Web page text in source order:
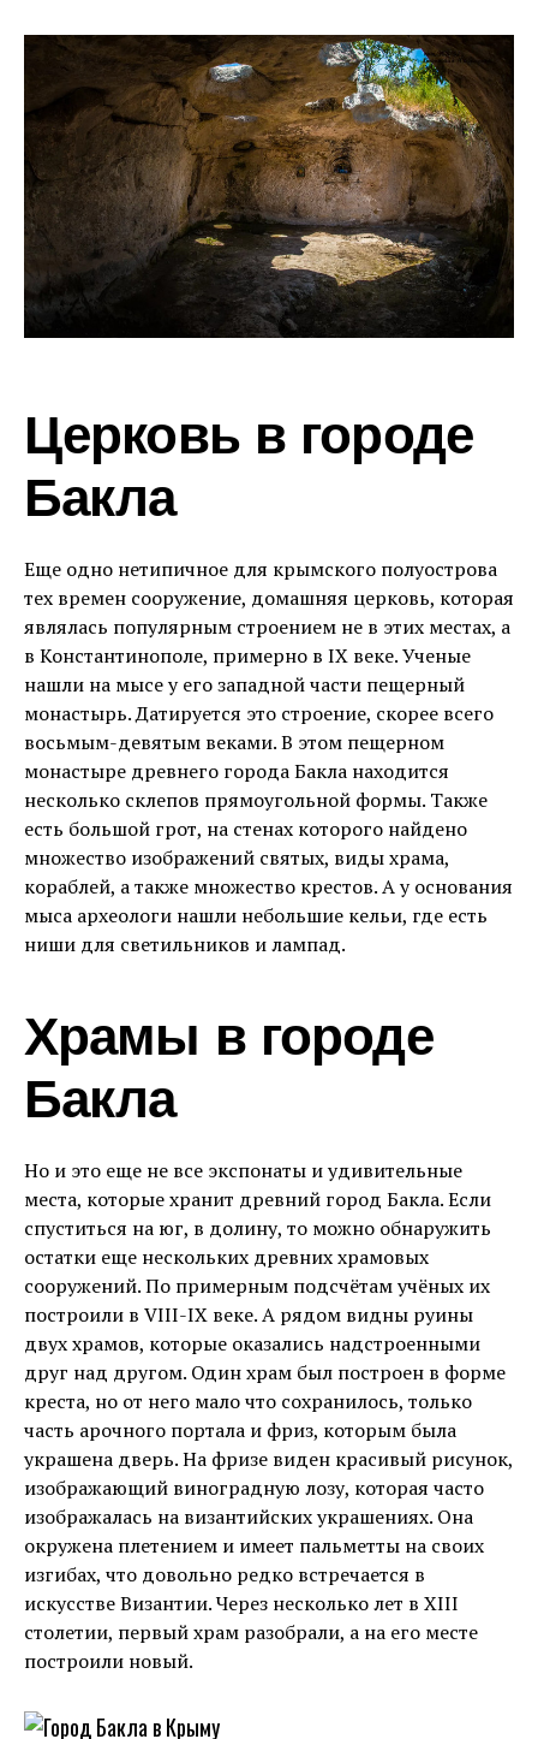
Церковь в городе
Бакла
Еще одно нетипичное для крымского полуострова
тех времен сооружение, домашняя церковь, которая
являлась популярным строением не в этих местах, а
в Константинополе, примерно в IX веке. Ученые
нашли на мысе у его западной части пещерный
монастырь. Датируется это строение, скорее всего
восьмым-девятым веками. В этом пещерном
монастыре древнего города Бакла находится
несколько склепов прямоугольной формы. Также
есть большой грот, на стенах которого найдено
множество изображений святых, виды храма,
кораблей, а также множество крестов. А у основания
мыса археологи нашли небольшие кельи, где есть
ниши для светильников и лампад.
Храмы в городе
Бакла
Но и это еще не все экспонаты и удивительные
места, которые хранит древний город Бакла. Если
спуститься на юг, в долину, то можно обнаружить
остатки еще нескольких древних храмовых
сооружений. По примерным подсчётам учёных их
построили в VIII-IX веке. А рядом видны руины
двух храмов, которые оказались надстроенными
друг над другом. Один храм был построен в форме
креста, но от него мало что сохранилось, только
часть арочного портала и фриз, которым была
украшена дверь. На фризе виден красивый рисунок,
изображающий виноградную лозу, которая часто
изображалась на византийских украшениях. Она
окружена плетением и имеет пальметты на своих
изгибах, что довольно редко встречается в
искусстве Византии. Через несколько лет в XIII
столетии, первый храм разобрали, а на его месте
построили новый.